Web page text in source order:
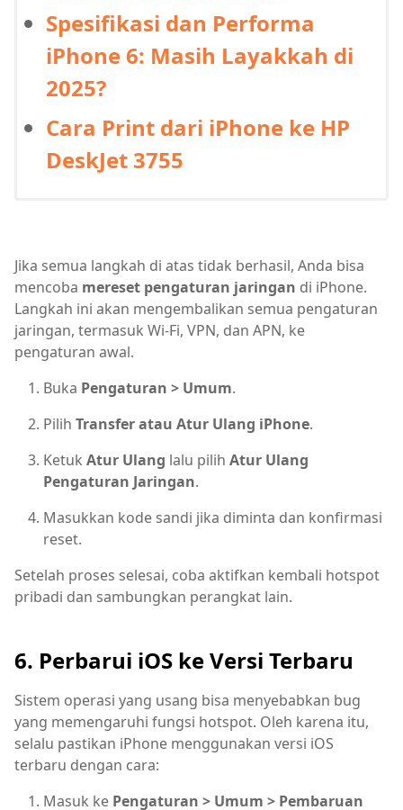
Spesifikasi dan Performa
iPhone 6: Masih Layakkah di
2025?
Cara Print dari iPhone ke HP
DeskJet 3755
Jika semua langkah di atas tidak berhasil, Anda bisa
mencoba mereset pengaturan jaringan di iPhone.
Langkah ini akan mengembalikan semua pengaturan
jaringan, termasuk Wi-Fi, VPN, dan APN, ke
pengaturan awal.
Buka Pengaturan > Umum.
Pilih Transfer atau Atur Ulang iPhone.
Ketuk Atur Ulang lalu pilih Atur Ulang
Pengaturan Jaringan.
Masukkan kode sandi jika diminta dan konfirmasi
reset.
Setelah proses selesai, coba aktifkan kembali hotspot
pribadi dan sambungkan perangkat lain.
6. Perbarui iOS ke Versi Terbaru
Sistem operasi yang usang bisa menyebabkan bug
yang memengaruhi fungsi hotspot. Oleh karena itu,
selalu pastikan iPhone menggunakan versi iOS
terbaru dengan cara:
Masuk ke Pengaturan > Umum > Pembaruan